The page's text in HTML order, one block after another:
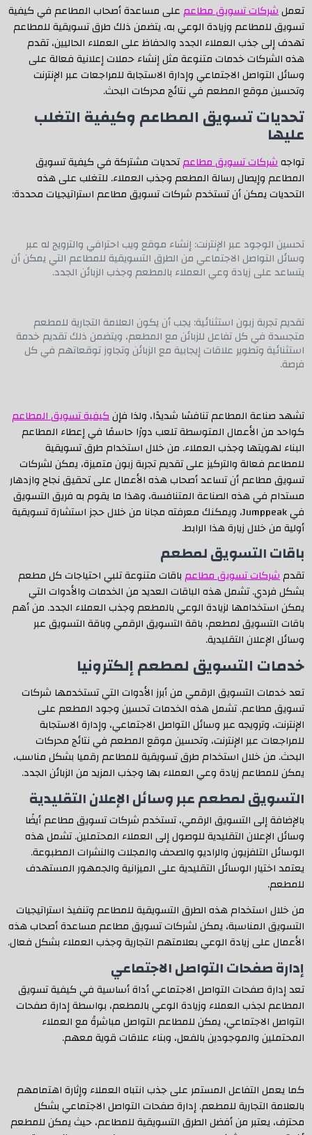
تعملشركات تسويق مطاعمعلى مساعدة أصحاب المطاعم في كيفية
تسويق للمطاعم وزيادة الوعي به، يتضمن ذلك طرق تسويقية للمطاعم
تهدف إلى جذب العملاء الجدد والحفاظ على العملاء الحاليين، تقدم
هذه الشركات خدمات متنوعة مثل إنشاء حملات إعلانية فعالة على
وسائل التواصل الاجتماعي وإدارة الاستجابة للمراجعات عبر الإنترنت
وتحسين موقع المطعم في نتائج محركات البحث.
تحديات تسويق المطاعم وكيفية التغلب
عليها
تواجهشركات تسويق مطاعمتحديات مشتركة في كيفية تسويق
المطاعم وإيصال رسالة المطعم وجذب العملاء. للتغلب على هذه
التحديات يمكن أن تستخدم شركات تسويق مطاعم استراتيجيات محددة:
تحسين الوجود عبر الإنترنت: إنشاء موقع ويب احترافي والترويج له عبر
وسائل التواصل الاجتماعي من الطرق التسويقية للمطاعم التي يمكن أن
يتساعد على زيادة وعي العملاء بالمطعم وجذب الزبائن الجدد.
تقديم تجربة زبون استثنائية: يجب أن يكون العلامة التجارية للمطعم
متجسدة في كل تفاعل للزبائن مع المطعم، ويتضمن ذلك تقديم خدمة
استثنائية وتطوير علاقات إيجابية مع الزبائن وتجاوز توقعاتهم في كل
فرصة.
تشهد صناعة المطاعم تنافسًا شديدًا، ولذا فإنكيفية تسويق المطاعم
كواحد من الأعمال المتوسطة تلعب دورًا حاسمًا في إعطاء المطاعم
البناء لهويتها وجذب العملاء. من خلال استخدام طرق تسويقية
للمطاعم فعالة والتركيز على تقديم تجربة زبون متميزة، يمكن لشركات
تسويق مطاعم أن تساعد أصحاب هذه الأعمال على تحقيق نجاح وازدهار
مستدام في هذه الصناعة المتنافسة، وهذا ما يقوم به فريق التسويق
في Jumppeak، ويمكنك معرفته مجانا من خلال حجز استشارة تسويقية
أولية من خلال زيارة هذا الرابط.
باقات التسويق لمطعم
تقدمشركات تسويق مطاعمباقات متنوعة تلبي احتياجات كل مطعم
بشكل فردي. تشمل هذه الباقات العديد من الخدمات والأدوات التي
يمكن استخدامها لزيادة الوعي بالمطعم وجذب العملاء الجدد. من أهم
باقات التسويق لمطعم، باقة التسويق الرقمي وباقة التسويق عبر
وسائل الإعلان التقليدية.
خدمات التسويق لمطعم إلكترونيا
تعد خدمات التسويق الرقمي من أبرز الأدوات التي تستخدمها شركات
تسويق مطاعم. تشمل هذه الخدمات تحسين وجود المطعم على
الإنترنت، وترويجه عبر وسائل التواصل الاجتماعي، وإدارة الاستجابة
للمراجعات عبر الإنترنت، وتحسين موقع المطعم في نتائج محركات
البحث. من خلال استخدام طرق تسويقية للمطاعم رقميا بشكل مناسب،
يمكن للمطاعم زيادة وعي العملاء بها وجذب المزيد من الزبائن الجدد.
التسويق لمطعم عبر وسائل الإعلان التقليدية
بالإضافة إلى التسويق الرقمي، تستخدم شركات تسويق مطاعم أيضًا
وسائل الإعلان التقليدية للوصول إلى العملاء المحتملين. تشمل هذه
الوسائل التلفزيون والراديو والصحف والمجلات والنشرات المطبوعة.
يعتمد اختيار الوسائل التقليدية على الميزانية والجمهور المستهدف
للمطعم.
من خلال استخدام هذه الطرق التسويقية للمطاعم وتنفيذ استراتيجيات
التسويق المناسبة، يمكن لشركات تسويق مطاعم مساعدة أصحاب هذه
الأعمال على زيادة الوعي بعلامتهم التجارية وجذب العملاء بشكل فعال.
إدارة صفحات التواصل الاجتماعي
تعد إدارة صفحات التواصل الاجتماعي أداة أساسية في كيفية تسويق
المطاعم لجذب العملاء وزيادة الوعي بالمطعم، بواسطة إدارة صفحات
التواصل الاجتماعي، يمكن للمطاعم التواصل مباشرةً مع العملاء
المحتملين والموجودين بالفعل، وبناء علاقات قوية معهم.
كما يعمل التفاعل المستمر على جذب انتباه العملاء وإثارة اهتمامهم
بالعلامة التجارية للمطعم. إدارة صفحات التواصل الاجتماعي بشكل
محترف، يعتبر من أفضل الطرق التسويقية للمطاعم، حيث يمكن للمطعم